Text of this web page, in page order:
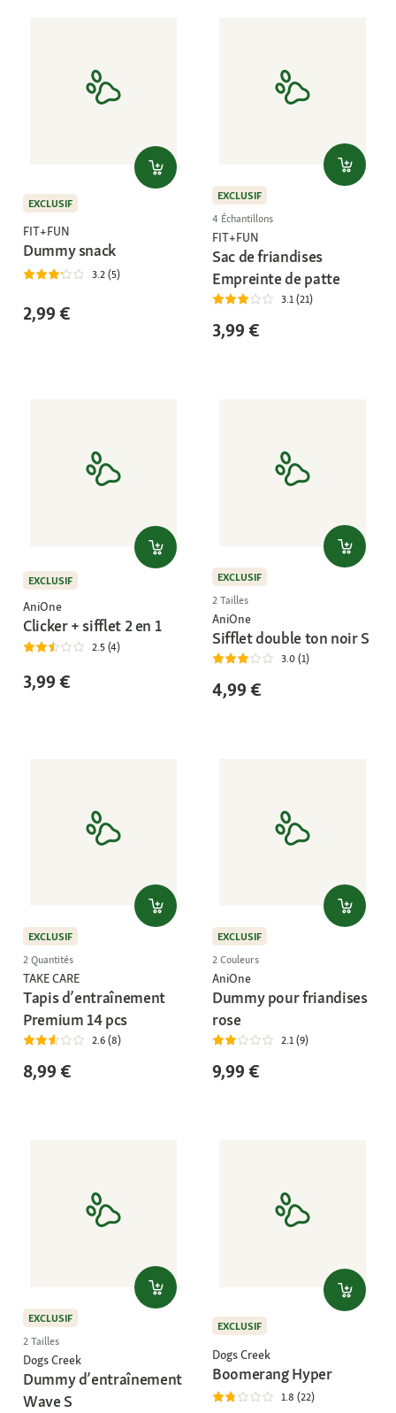
EXCLUSIF
FIT+FUN
Dummy snack
3.2 (5)
2,99 €
EXCLUSIF
4 Échantillons
FIT+FUN
Sac de friandises
Empreinte de patte
3.1 (21)
3,99 €
EXCLUSIF
AniOne
Clicker + sifflet 2 en 1
2.5 (4)
3,99 €
EXCLUSIF
2 Tailles
AniOne
Sifflet double ton noir S
3.0 (1)
4,99 €
EXCLUSIF
2 Quantités
TAKE CARE
Tapis d’entraînement
Premium 14 pcs
2.6 (8)
8,99 €
EXCLUSIF
2 Couleurs
AniOne
Dummy pour friandises
rose
2.1 (9)
9,99 €
EXCLUSIF
2 Tailles
Dogs Creek
Dummy d’entraînement
Wave S
EXCLUSIF
Dogs Creek
Boomerang Hyper
1.8 (22)